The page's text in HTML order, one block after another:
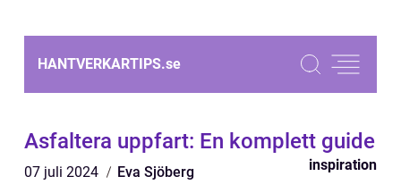
HANTVERKARTIPS.se
Asfaltera uppfart: En komplett guide
07 juli 2024 Eva Sjöberg inspiration